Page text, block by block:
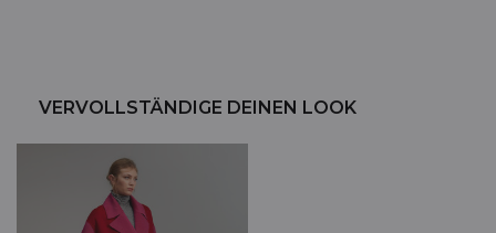
VERVOLLSTÄNDIGE DEINEN LOOK